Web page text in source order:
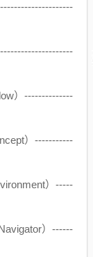
--------------
）-----------
）-----
）------